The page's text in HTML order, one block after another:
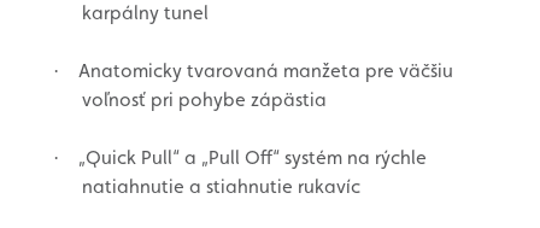
karpálny tunel
·
Anatomicky tvarovaná manžeta pre väčšiu
voľnosť pri pohybe zápästia
·
„Quick Pull“ a „Pull Off“ systém na rýchle
natiahnutie a stiahnutie rukavíc